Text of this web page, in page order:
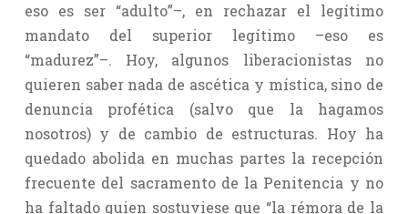
eso es ser “adulto”–, en rechazar el legítimo
mandato del superior legítimo –eso es
“madurez”–. Hoy, algunos liberacionistas no
quieren saber nada de ascética y mística, sino de
denuncia profética (salvo que la hagamos
nosotros) y de cambio de estructuras. Hoy ha
quedado abolida en muchas partes la recepción
frecuente del sacramento de la Penitencia y no
ha faltado quien sostuviese que “la rémora de la